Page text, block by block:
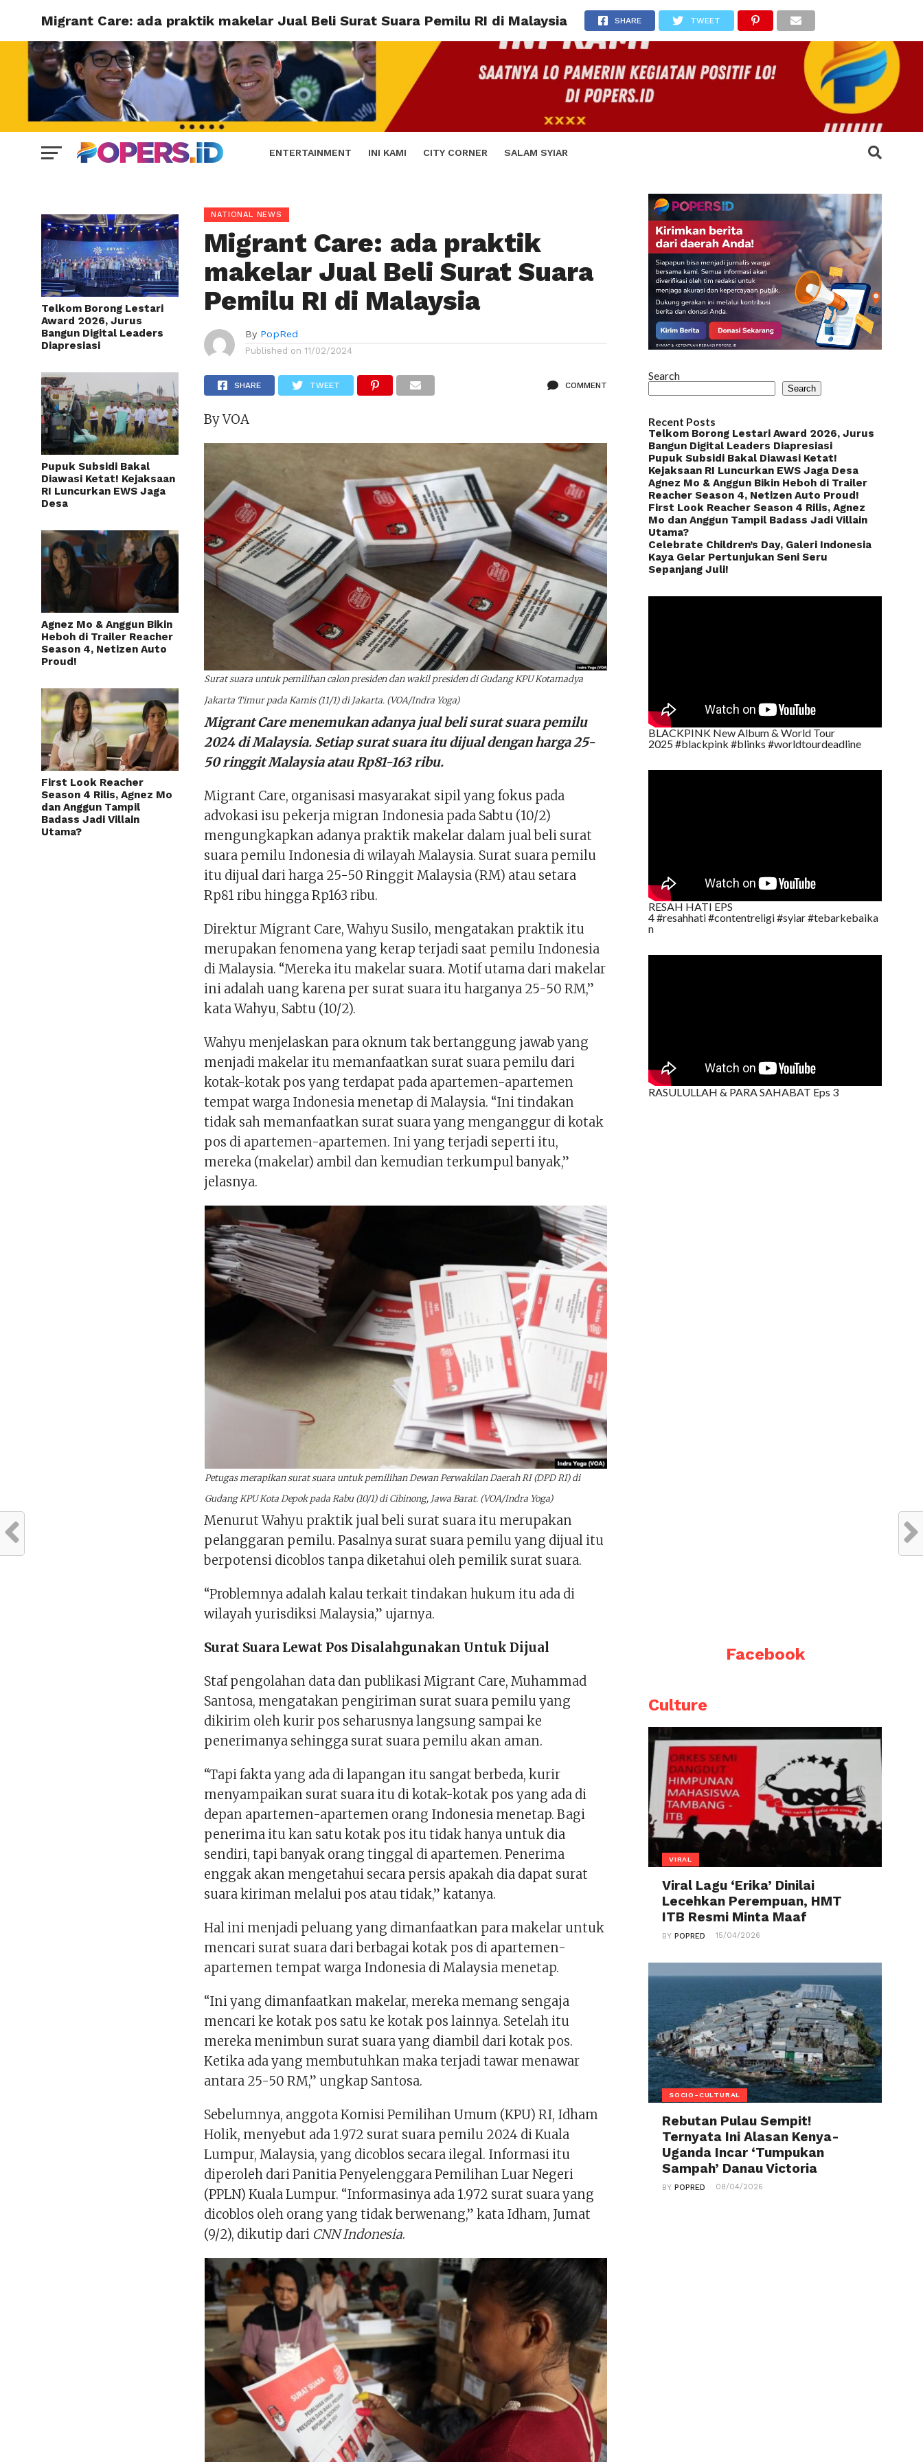
ENTERTAINMENT INI KAMI CITY CORNER SALAM SYIAR
Migrant Care: ada praktik makelar Jual Beli Surat Suara Pemilu RI di Malaysia SHARE TWEET
Telkom Borong Lestari
Award 2026, Jurus
Bangun Digital Leaders
Diapresiasi
Pupuk Subsidi Bakal
Diawasi Ketat! Kejaksaan
RI Luncurkan EWS Jaga
Desa
Agnez Mo & Anggun Bikin
Heboh di Trailer Reacher
Season 4, Netizen Auto
Proud!
First Look Reacher
Season 4 Rilis, Agnez Mo
dan Anggun Tampil
Badass Jadi Villain
Utama?
NATIONAL NEWS
Migrant Care: ada praktik
makelar Jual Beli Surat Suara
Pemilu RI di Malaysia
By PopRed
Published on 11/02/2024
SHARE TWEET COMMENT
By VOA
Surat suara untuk pemilihan calon presiden dan wakil presiden di Gudang KPU Kotamadya
Jakarta Timur pada Kamis (11/1) di Jakarta. (VOA/Indra Yoga)
Migrant Care menemukan adanya jual beli surat suara pemilu
2024 di Malaysia. Setiap surat suara itu dijual dengan harga 25-
50 ringgit Malaysia atau Rp81-163 ribu.
Migrant Care, organisasi masyarakat sipil yang fokus pada
advokasi isu pekerja migran Indonesia pada Sabtu (10/2)
mengungkapkan adanya praktik makelar dalam jual beli surat
suara pemilu Indonesia di wilayah Malaysia. Surat suara pemilu
itu dijual dari harga 25-50 Ringgit Malaysia (RM) atau setara
Rp81 ribu hingga Rp163 ribu.
Direktur Migrant Care, Wahyu Susilo, mengatakan praktik itu
merupakan fenomena yang kerap terjadi saat pemilu Indonesia
di Malaysia. “Mereka itu makelar suara. Motif utama dari makelar
ini adalah uang karena per surat suara itu harganya 25-50 RM,”
kata Wahyu, Sabtu (10/2).
Wahyu menjelaskan para oknum tak bertanggung jawab yang
menjadi makelar itu memanfaatkan surat suara pemilu dari
kotak-kotak pos yang terdapat pada apartemen-apartemen
tempat warga Indonesia menetap di Malaysia. “Ini tindakan
tidak sah memanfaatkan surat suara yang menganggur di kotak
pos di apartemen-apartemen. Ini yang terjadi seperti itu,
mereka (makelar) ambil dan kemudian terkumpul banyak,”
jelasnya.
Petugas merapikan surat suara untuk pemilihan Dewan Perwakilan Daerah RI (DPD RI) di
Gudang KPU Kota Depok pada Rabu (10/1) di Cibinong, Jawa Barat. (VOA/Indra Yoga)
Menurut Wahyu praktik jual beli surat suara itu merupakan
pelanggaran pemilu. Pasalnya surat suara pemilu yang dijual itu
berpotensi dicoblos tanpa diketahui oleh pemilik surat suara.
“Problemnya adalah kalau terkait tindakan hukum itu ada di
wilayah yurisdiksi Malaysia,” ujarnya.
Surat Suara Lewat Pos Disalahgunakan Untuk Dijual
Staf pengolahan data dan publikasi Migrant Care, Muhammad
Santosa, mengatakan pengiriman surat suara pemilu yang
dikirim oleh kurir pos seharusnya langsung sampai ke
penerimanya sehingga surat suara pemilu akan aman.
“Tapi fakta yang ada di lapangan itu sangat berbeda, kurir
menyampaikan surat suara itu di kotak-kotak pos yang ada di
depan apartemen-apartemen orang Indonesia menetap. Bagi
penerima itu kan satu kotak pos itu tidak hanya untuk dia
sendiri, tapi banyak orang tinggal di apartemen. Penerima
enggak akan mengetahui secara persis apakah dia dapat surat
suara kiriman melalui pos atau tidak,” katanya.
Hal ini menjadi peluang yang dimanfaatkan para makelar untuk
mencari surat suara dari berbagai kotak pos di apartemen-
apartemen tempat warga Indonesia di Malaysia menetap.
“Ini yang dimanfaatkan makelar, mereka memang sengaja
mencari ke kotak pos satu ke kotak pos lainnya. Setelah itu
mereka menimbun surat suara yang diambil dari kotak pos.
Ketika ada yang membutuhkan maka terjadi tawar menawar
antara 25-50 RM,” ungkap Santosa.
Sebelumnya, anggota Komisi Pemilihan Umum (KPU) RI, Idham
Holik, menyebut ada 1.972 surat suara pemilu 2024 di Kuala
Lumpur, Malaysia, yang dicoblos secara ilegal. Informasi itu
diperoleh dari Panitia Penyelenggara Pemilihan Luar Negeri
(PPLN) Kuala Lumpur. “Informasinya ada 1.972 surat suara yang
dicoblos oleh orang yang tidak berwenang,” kata Idham, Jumat
(9/2), dikutip dari CNN Indonesia.
Search
Search
Recent Posts
Telkom Borong Lestari Award 2026, Jurus
Bangun Digital Leaders Diapresiasi
Pupuk Subsidi Bakal Diawasi Ketat!
Kejaksaan RI Luncurkan EWS Jaga Desa
Agnez Mo & Anggun Bikin Heboh di Trailer
Reacher Season 4, Netizen Auto Proud!
First Look Reacher Season 4 Rilis, Agnez
Mo dan Anggun Tampil Badass Jadi Villain
Utama?
Celebrate Children’s Day, Galeri Indonesia
Kaya Gelar Pertunjukan Seni Seru
Sepanjang Juli!
BLACKPINK New Album & World Tour
2025 #blackpink #blinks #worldtourdeadline
RESAH HATI EPS
4 #resahhati #contentreligi #syiar #tebarkebaika
n
RASULULLAH & PARA SAHABAT Eps 3
Facebook
Culture
VIRAL
Viral Lagu ‘Erika’ Dinilai
Lecehkan Perempuan, HMT
ITB Resmi Minta Maaf
BYPOPRED 15/04/2026
SOCIO-CULTURAL
Rebutan Pulau Sempit!
Ternyata Ini Alasan Kenya-
Uganda Incar ‘Tumpukan
Sampah’ Danau Victoria
BYPOPRED 08/04/2026